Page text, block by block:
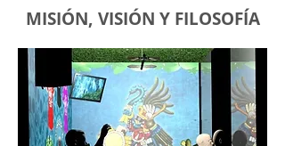
MISIÓN, VISIÓN Y FILOSOFÍA